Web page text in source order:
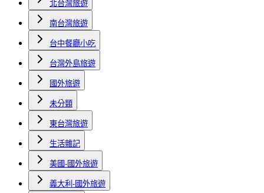
北台灣旅遊
南台灣旅遊
台中餐廳小吃
台灣外島旅遊
國外旅遊
未分類
東台灣旅遊
生活雜記
美國-國外旅遊
義大利-國外旅遊